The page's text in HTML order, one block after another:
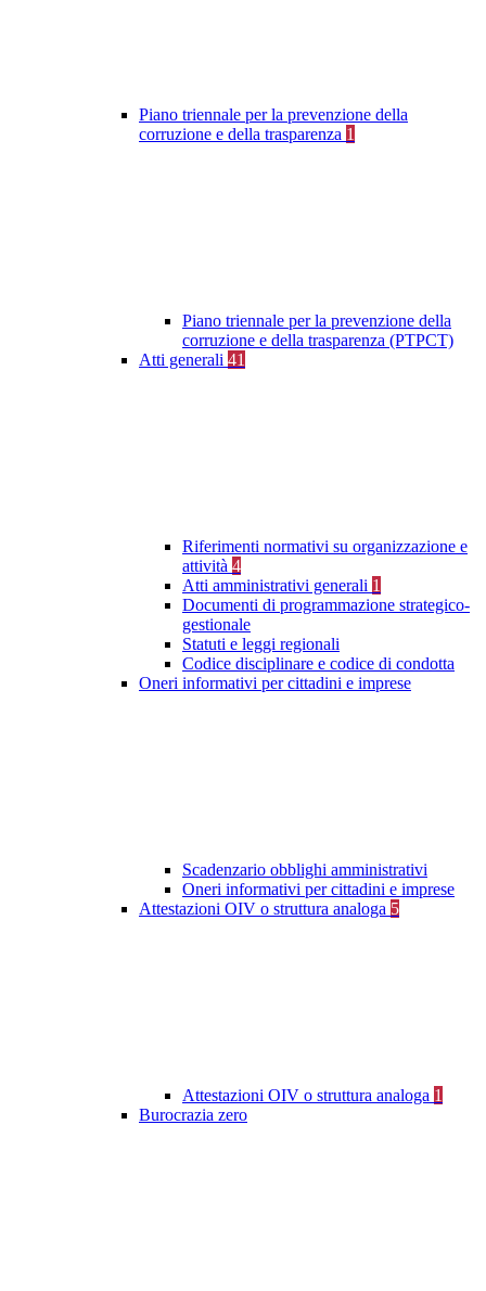
Piano triennale per la prevenzione della
corruzione e della trasparenza 1
Piano triennale per la prevenzione della
corruzione e della trasparenza (PTPCT)
Atti generali 41
Riferimenti normativi su organizzazione e
attività 4
Atti amministrativi generali 1
Documenti di programmazione strategico-
gestionale
Statuti e leggi regionali
Codice disciplinare e codice di condotta
Oneri informativi per cittadini e imprese
Scadenzario obblighi amministrativi
Oneri informativi per cittadini e imprese
Attestazioni OIV o struttura analoga 5
Attestazioni OIV o struttura analoga 1
Burocrazia zero